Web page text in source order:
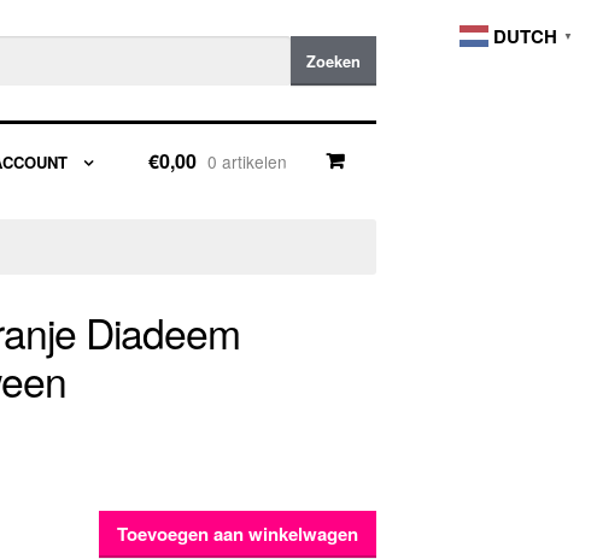
Zoeken
€0,00 0 artikelen
Diadeem
Toevoegen aan winkelwagen
DUTCH ▼